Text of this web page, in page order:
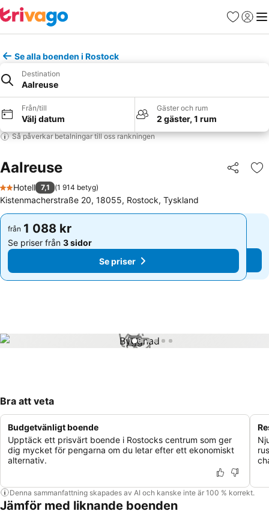
Favoriter
Logga
Se alla boenden i Rostock
Destination
Aalreuse
Från/till
Välj datum
Gäster och rum
2 gäster, 1 rum
Så påverkar betalningar till oss rankningen
Aalreuse Dela
2 Stjärnor
Hotell 7,1 (1 914 betyg)
Kistenmacherstraße 20, 18055, Rostock, Tyskland
från 1 088 kr
Se priser från 3 sidor
Se priser
från 1 088 kr
Se priser från 3 sidor
Se priser
1 / 6
Bra att veta
Budgetvänligt boende
Upptäck ett prisvärt boende i Rostocks centrum som ger
dig mycket för pengarna om du letar efter ett ekonomiskt
alternativ.
Denna sammanfattning skapades av AI och kanske inte är 100 % korrekt.
Jämför med liknande boenden